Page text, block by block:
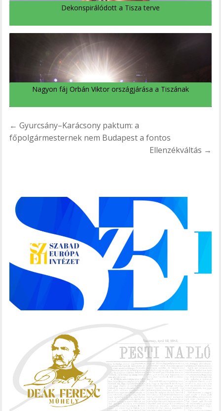
Dekonspirálódott a Tisza terve
Nagyon fáj Orbán Viktor országjárása a Tiszának
Bejegyzés
navigáció
← Gyurcsány–Karácsony paktum: a
főpolgármesternek nem Budapest a fontos
Ellenzékváltás →